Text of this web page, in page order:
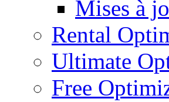
Mises à
Rental
Ultimate
Free